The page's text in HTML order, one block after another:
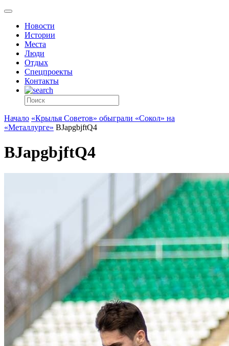
Новости
Истории
Места
Люди
Отдых
Спецпроекты
Контакты
Начало «Крылья Советов» обыграли «Сокол» на
«Металлурге» BJapgbjftQ4
BJapgbjftQ4